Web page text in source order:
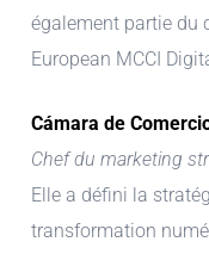
également partie du
European MCCI
Cámara de
Chef du marketing
Elle a défini la
transformation